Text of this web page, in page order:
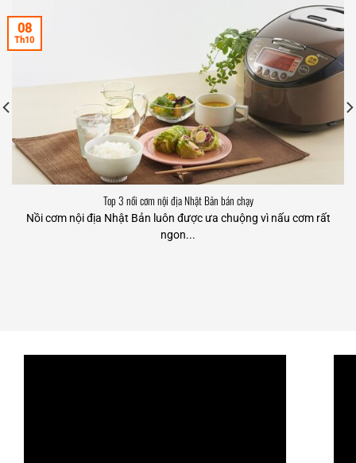
Top 3 nồi cơm nội địa Nhật Bản bán chạy
Nồi cơm nội địa Nhật Bản luôn được ưa chuộng vì nấu cơm rất
ngon...
08
Th10